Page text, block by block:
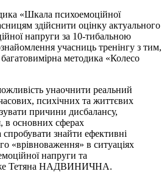
«Шкала психоемоційної
здійснити оцінку актуального
напруги за 10-тибальною
учасниць тренінгу з тим,
методика «Колесо
унаочнити реальний
психічних та життєвих
причини дисбалансу,
в основних сферах
спробувати знайти ефективні
«врівноваження» в ситуаціях
напруги та
Тетяна НАДВИНИЧНА.